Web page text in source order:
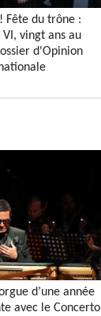
Fête du trône :
vingt ans au
d'Opinion
d’une année
avec le Concerto